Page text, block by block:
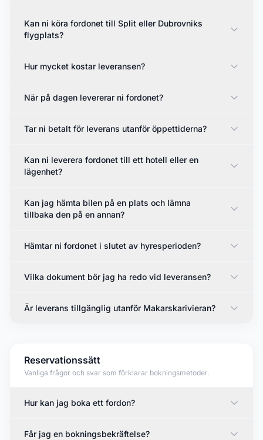
Kan ni köra fordonet till Split eller Dubrovniks
flygplats?
Hur mycket kostar leveransen?
När på dagen levererar ni fordonet?
Tar ni betalt för leverans utanför öppettiderna?
Kan ni leverera fordonet till ett hotell eller en
lägenhet?
Kan jag hämta bilen på en plats och lämna
tillbaka den på en annan?
Hämtar ni fordonet i slutet av hyresperioden?
Vilka dokument bör jag ha redo vid leveransen?
Är leverans tillgänglig utanför Makarskarivieran?
Reservationssätt
Vanliga frågor och svar som förklarar bokningsmetoder.
Hur kan jag boka ett fordon?
Får jag en bokningsbekräftelse?